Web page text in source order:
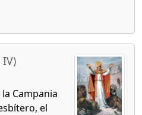
IV)
Campania
el